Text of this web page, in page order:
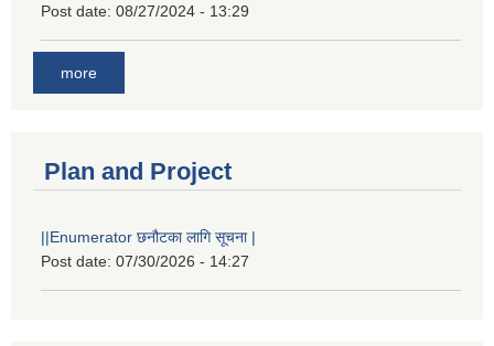
Post date: 08/27/2024 - 13:29
more
Plan and Project
||Enumerator छनौटका लागि सूचना |
Post date: 07/30/2026 - 14:27